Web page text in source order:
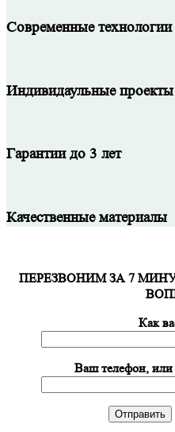
Современные технологии
Индивидаульные проекты
Гарантии до 3 лет
Качественные материалы
ПЕРЕЗВОНИМ ЗА 7
Как
Ваш телефон, или